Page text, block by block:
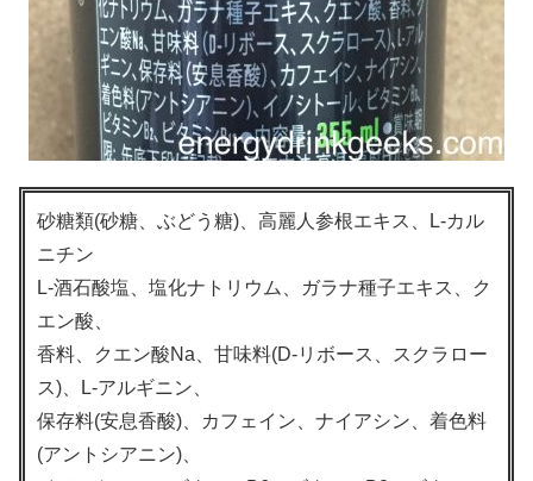
砂糖類(砂糖、ぶどう糖)、高麗人参根エキス、L-カル
ニチン
L-酒石酸塩、塩化ナトリウム、ガラナ種子エキス、ク
エン酸、
香料、クエン酸Na、甘味料(D-リボース、スクラロー
ス)、L-アルギニン、
保存料(安息香酸)、カフェイン、ナイアシン、着色料
(アントシアニン)、